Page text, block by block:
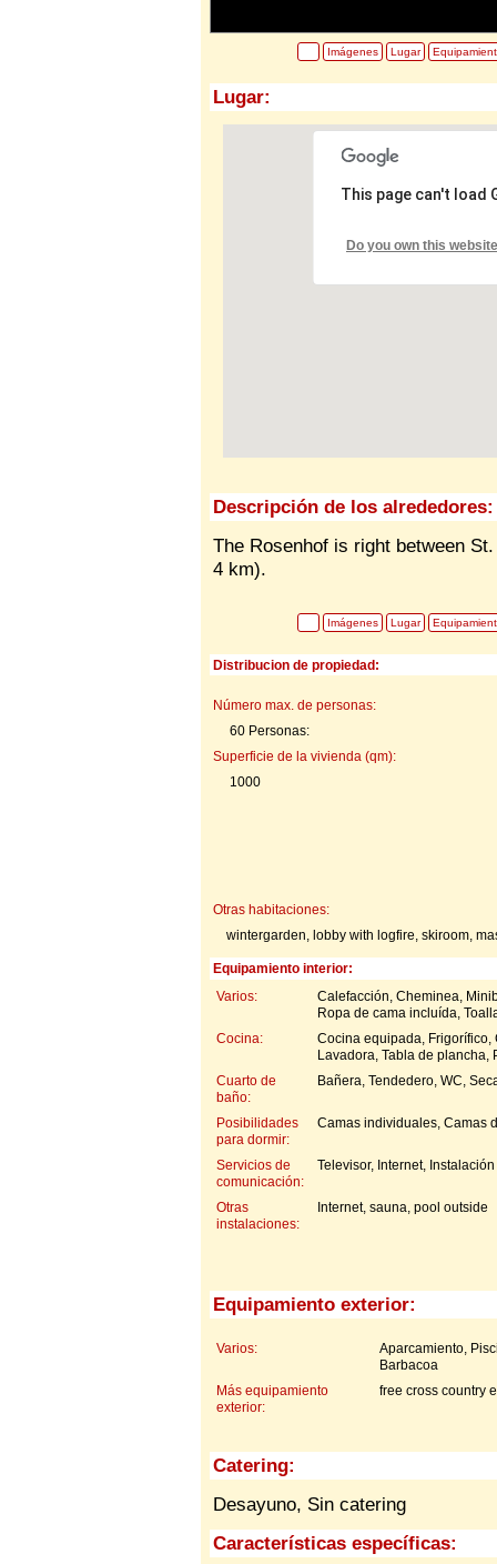
Imágenes Lugar
Lugar:
This page can't load
Do you own this
Descripción de los alrededores:
The Rosenhof is right between
4 km).
Imágenes Lugar
Distribucion de propiedad:
Número max. de personas:
60 Personas:
Superficie de la vivienda (qm):
1000
Otras habitaciones:
wintergarden, lobby with logfire, skiroom,
Equipamiento interior:
Varios:
Calefacción, Cheminea,
Ropa de cama incluída,
Cocina:
Cocina equipada,
Lavadora, Tabla de plancha,
Cuarto de
baño:
Bañera, Tendedero, WC,
Posibilidades
para dormir:
Camas individuales, Camas
Servicios de
comunicación:
Televisor, Internet,
Otras
instalaciones:
Internet, sauna, pool outside
Equipamiento exterior:
Varios:
Aparcamiento,
Barbacoa
Más equipamiento
exterior:
free cross country
Catering:
Desayuno, Sin catering
Características específicas: